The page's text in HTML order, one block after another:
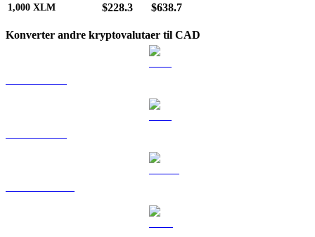
1,000 XLM $228.3 $638.7
Konverter andre kryptovalutaer til CAD